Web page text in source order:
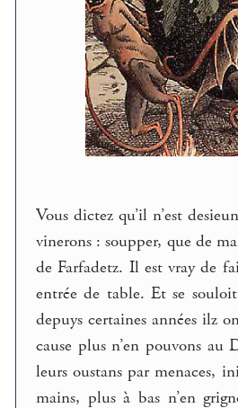
Vous dictez qu’il n’est
vinerons : soupper, que de
de Farfadetz. Il est vray de
entrée de table. Et se
depuys certaines années ilz
cause plus n’en pouvons
leurs oustans par menaces,
mains, plus à bas n’en